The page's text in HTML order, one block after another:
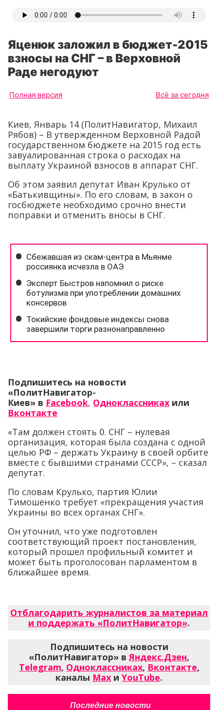
Яценюк заложил в бюджет-2015
взносы на СНГ – в Верховной
Раде негодуют
Полная версия Всё за сегодня
Киев, Январь 14 (ПолитНавигатор, Михаил
Рябов) – В утвержденном Верховной Радой
государственном бюджете на 2015 год есть
завуалированная строка о расходах на
выплату Украиной взносов в аппарат СНГ.
Об этом заявил депутат Иван Крулько от
«Батькивщины». По его словам, в закон о
госбюджете необходимо срочно внести
поправки и отменить вносы в СНГ.
Подпишитесь на новости
«ПолитНавигатор-
Киев» в Facebook, Одноклассниках или
Вконтакте
«Там должен стоять 0. СНГ – нулевая
организация, которая была создана с одной
целью РФ – держать Украину в своей орбите
вместе с бывшими странами СССР», – сказал
депутат.
По словам Крулько, партия Юлии
Тимошенко требует «прекращения участия
Украины во всех органах СНГ».
Он уточнил, что уже подготовлен
соответствующий проект постановления,
который прошел профильный комитет и
может быть проголосован парламентом в
ближайшее время.
Отблагодарить журналистов за материал
и поддержать «ПолитНавигатор».
Подпишитесь на новости
«ПолитНавигатор» вЯндекс.Дзен,
Telegram, Одноклассниках, Вконтакте,
каналы Max и YouTube.
Последние новости